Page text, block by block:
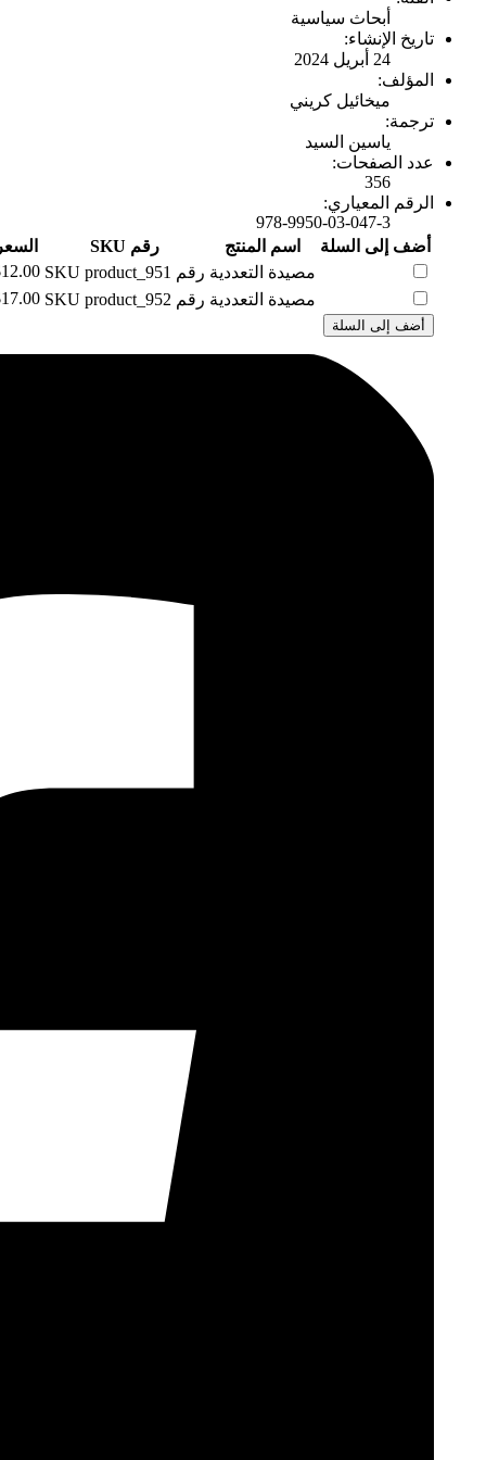
أبحاث سياسية
تاريخ الإنشاء:
24 أبريل 2024
المؤلف:
ميخائيل كريني
ترجمة:
ياسين السيد
عدد الصفحات:
356
الرقم المعياري:
978-9950-03-047-3
أضف إلى السلة
اسم المنتج رقم SKU السعر
مصيدة التعددية رقم SKU product_951
مصيدة التعددية رقم SKU product_952